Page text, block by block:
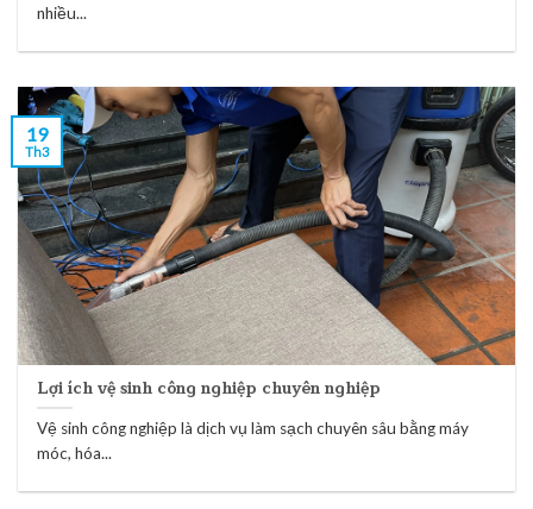
nhiều...
Lợi ích vệ sinh công nghiệp chuyên nghiệp
Vệ sinh công nghiệp là dịch vụ làm sạch chuyên sâu bằng máy
móc, hóa...
19
Th3